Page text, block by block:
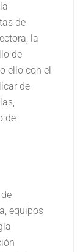
de
la
de
ello con el
de
de
equipos